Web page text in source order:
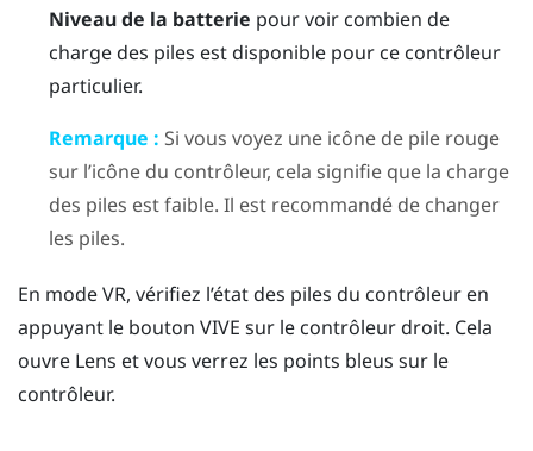
Niveau de la batterie pour voir combien de
charge des piles est disponible pour ce contrôleur
particulier.
Remarque : Si vous voyez une icône de pile rouge
sur l’icône du contrôleur, cela signifie que la charge
des piles est faible. Il est recommandé de changer
les piles.
En mode VR, vérifiez l’état des piles du contrôleur en
appuyant le bouton VIVE sur le contrôleur droit. Cela
ouvre Lens et vous verrez les points bleus sur le
contrôleur.